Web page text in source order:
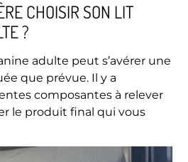
CHOISIR SON LIT
?
adulte peut s’avérer une
que prévue. Il y a
composantes à relever
le produit final qui vous